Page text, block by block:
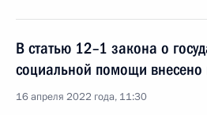
В статью 12–1 закона о
социальной помощи внесено
16 апреля 2022 года, 11:30